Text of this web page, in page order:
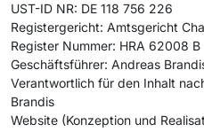
UST-ID NR: DE 118 756 226
Registergericht: Amtsgericht
Register Nummer: HRA 62008 B
Geschäftsführer: Andreas
Verantwortlich für den Inhalt
Brandis
Website (Konzeption und